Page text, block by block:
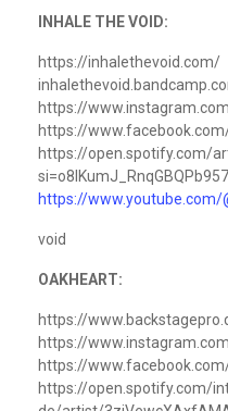
INHALE THE VOID:
https://inhalethevoid.com/
https://
https://
https://open.spotify.com/
https://www.youtube.com/
void
OAKHEART:
https://
https://
https://
https://open.spotify.com/